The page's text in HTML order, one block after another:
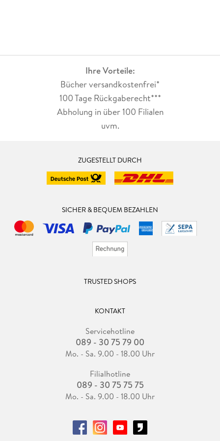
Ihre Vorteile:
Bücher versandkostenfrei*
100 Tage Rückgaberecht***
Abholung in über 100 Filialen
uvm.
ZUGESTELLT DURCH
SICHER & BEQUEM BEZAHLEN
TRUSTED SHOPS
KONTAKT
Servicehotline
089 - 30 75 79 00
Mo. - Sa. 9.00 - 18.00 Uhr
Filialhotline
089 - 30 75 75 75
Mo. - Sa. 9.00 - 18.00 Uhr